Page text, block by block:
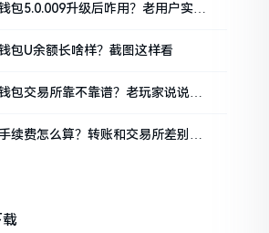
包5.0.009升级后咋用？老用户实测
包U余额长啥样？截图这样看
包交易所靠不靠谱？老玩家说说心
续费怎么算？转账和交易所差别大